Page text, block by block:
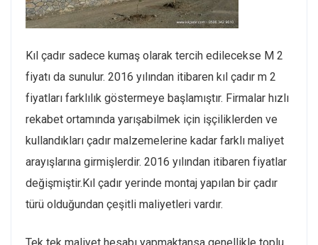
Kıl çadır sadece kumaş olarak tercih edilecekse M 2
fiyatı da sunulur. 2016 yılından itibaren kıl çadır m 2
fiyatları farklılık göstermeye başlamıştır. Firmalar hızlı
rekabet ortamında yarışabilmek için işçiliklerden ve
kullandıkları çadır malzemelerine kadar farklı maliyet
arayışlarına girmişlerdir. 2016 yılından itibaren fiyatlar
değişmiştir.Kıl çadır yerinde montaj yapılan bir çadır
türü olduğundan çeşitli maliyetleri vardır.